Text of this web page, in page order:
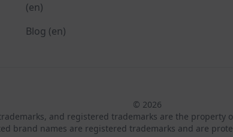
(en)
Blog (en)
© 2026
and registered trademarks are the property
brand names are registered trademarks and are